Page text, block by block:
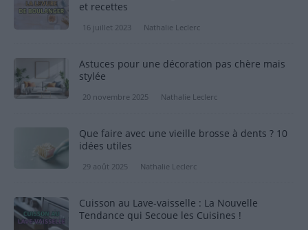
et recettes
16 juillet 2023 Nathalie Leclerc
Astuces pour une décoration pas chère mais
stylée
20 novembre 2025 Nathalie Leclerc
Que faire avec une vieille brosse à dents ? 10
idées utiles
29 août 2025 Nathalie Leclerc
Cuisson au Lave-vaisselle : La Nouvelle
Tendance qui Secoue les Cuisines !